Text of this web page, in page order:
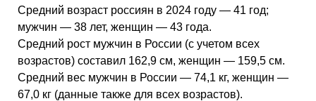
Средний возраст россиян в 2024 году — 41 год;
мужчин — 38 лет, женщин — 43 года.
Средний рост мужчин в России (с учетом всех
возрастов) составил 162,9 см, женщин — 159,5 см.
Средний вес мужчин в России — 74,1 кг, женщин —
67,0 кг (данные также для всех возрастов).